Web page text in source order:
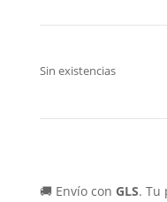
Sin existencias
🚚 Envío con GLS. Tu